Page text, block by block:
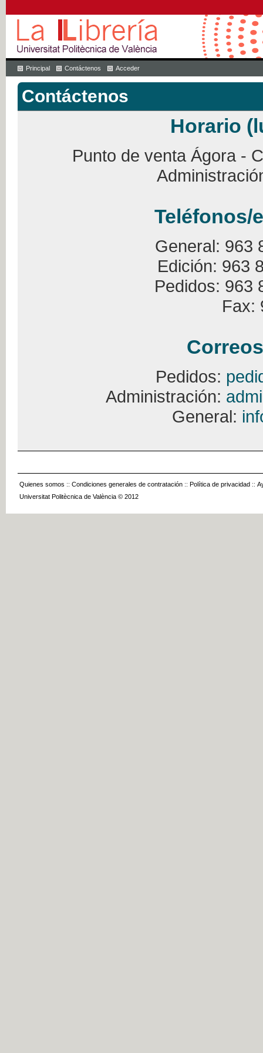
Principal Contáctenos Acceder
Contáctenos
Horario
Punto de venta Ágora -
Teléfonos/
General: 963
Edición: 963
Pedidos: 963
Fax:
Pedidos:
Administración:
General:
Quienes somos :: Condiciones generales de contratación :: Política de privacidad ::
Universitat Politècnica de València © 2012